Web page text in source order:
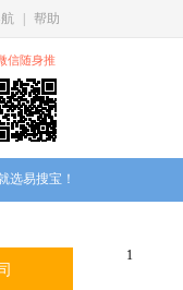
帮助
信随身推
选易搜宝！
1